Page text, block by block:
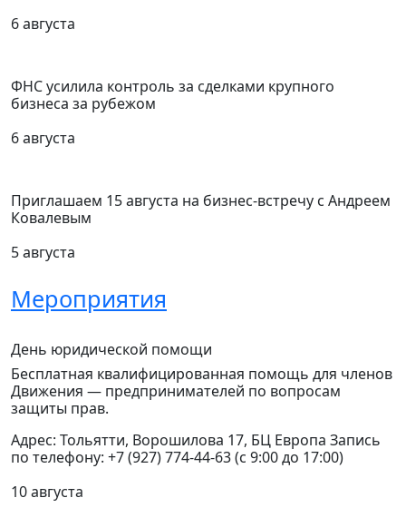
6 августа
ФНС усилила контроль за сделками крупного
бизнеса за рубежом
6 августа
Приглашаем 15 августа на бизнес-встречу с Андреем
Ковалевым
5 августа
Мероприятия
День юридической помощи
Бесплатная квалифицированная помощь для членов
Движения — предпринимателей по вопросам
защиты прав.
Адрес: Тольятти, Ворошилова 17, БЦ Европа Запись
по телефону: +7 (927) 774-44-63 (с 9:00 до 17:00)
10 августа